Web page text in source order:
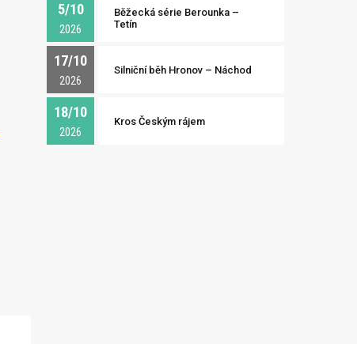
5/10
2026
Běžecká série Berounka –
Tetín
17/10
2026
Silniční běh Hronov – Náchod
18/10
2026
Kros Českým rájem